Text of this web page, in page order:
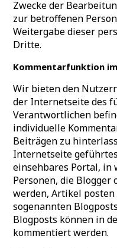
Zwecke der
zur betroffenen
Weitergabe dieser
Dritte.
Kommentarfunktion
Wir bieten den
der Internetseite des
Verantwortlichen
individuelle
Beiträgen zu
Internetseite
einsehbares Portal, in
Personen, die Blogger
werden, Artikel posten
sogenannten
Blogposts können in
kommentiert werden.